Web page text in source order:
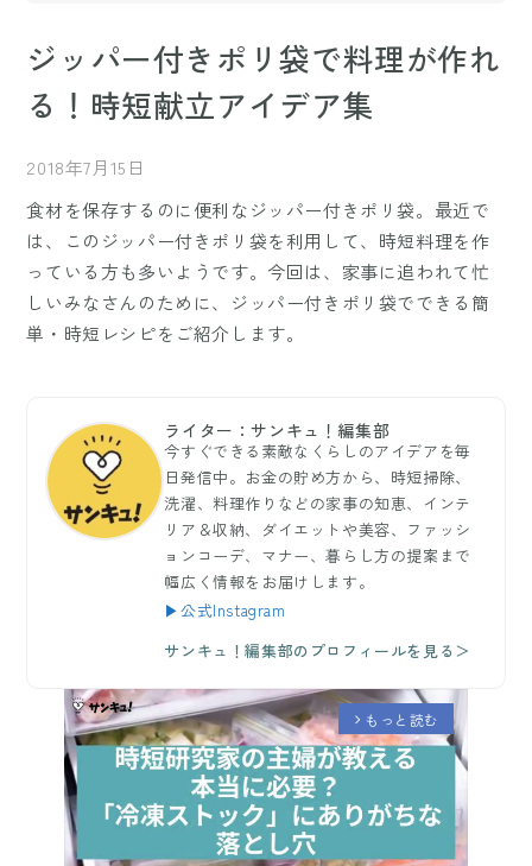
ジッパー付きポリ袋で料理が作れ
る！時短献立アイデア集
2018年7月15日
食材を保存するのに便利なジッパー付きポリ袋。最近で
は、このジッパー付きポリ袋を利用して、時短料理を作
っている方も多いようです。今回は、家事に追われて忙
しいみなさんのために、ジッパー付きポリ袋でできる簡
単・時短レシピをご紹介します。
ライター：サンキュ！編集部
今すぐできる素敵なくらしのアイデアを毎
日発信中。お金の貯め方から、時短掃除、
洗濯、料理作りなどの家事の知恵、インテ
リア＆収納、ダイエットや美容、ファッシ
ョンコーデ、マナー、暮らし方の提案まで
幅広く情報をお届けします。
▶公式Instagram
サンキュ！編集部のプロフィールを見る＞
arrow_forward_ios もっと読む